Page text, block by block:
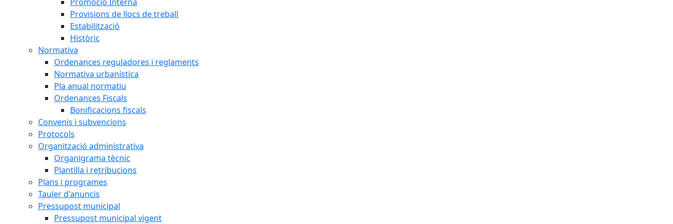
Provisions de llocs de treball
Estabilització
Històric
Normativa
Ordenances reguladores i reglaments
Normativa urbanística
Pla anual normatiu
Ordenances Fiscals
Bonificacions fiscals
Convenis i subvencions
Protocols
Organització administrativa
Organigrama tècnic
Plantilla i retribucions
Plans i programes
Tauler d'anuncis
Pressupost municipal
Pressupost municipal vigent